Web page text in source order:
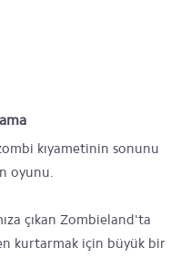
kıyametinin sonunu
oyunu.
çıkan Zombieland'ta
kurtarmak için büyük bir